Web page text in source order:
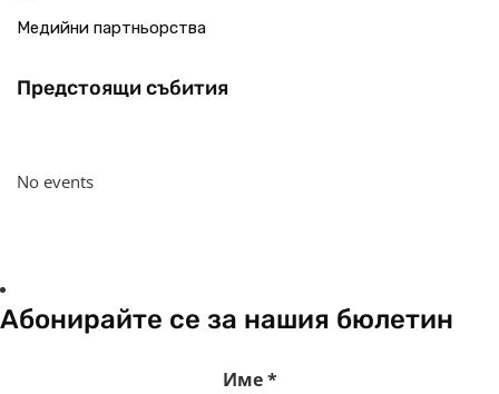
Медийни партньорства
Предстоящи събития
No events
Абонирайте се за нашия бюлетин
Име*